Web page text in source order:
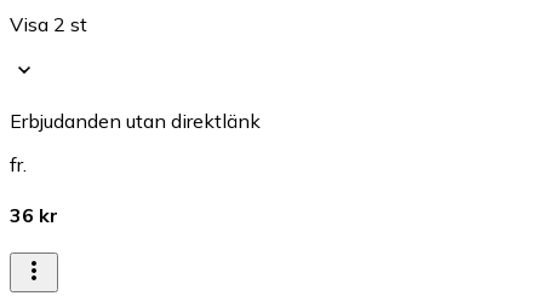
Visa 2 st
Erbjudanden utan direktlänk
fr.
36 kr